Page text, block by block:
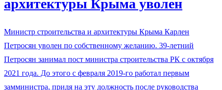
архитектуры Крыма уволен
Министр строительства и архитектуры Крыма Карлен
Петросян уволен по собственному желанию. 39-летний
Петросян занимал пост министра строительства РК с октября
2021 года. До этого с февраля 2019-го работал первым
замминистра, придя на эту должность после руководства